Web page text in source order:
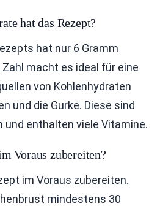
hat das Rezept?
hat nur 6 Gramm
macht es ideal für eine
von Kohlenhydraten
und die Gurke. Diese sind
enthalten viele Vitamine.
Voraus zubereiten?
im Voraus zubereiten.
mindestens 30